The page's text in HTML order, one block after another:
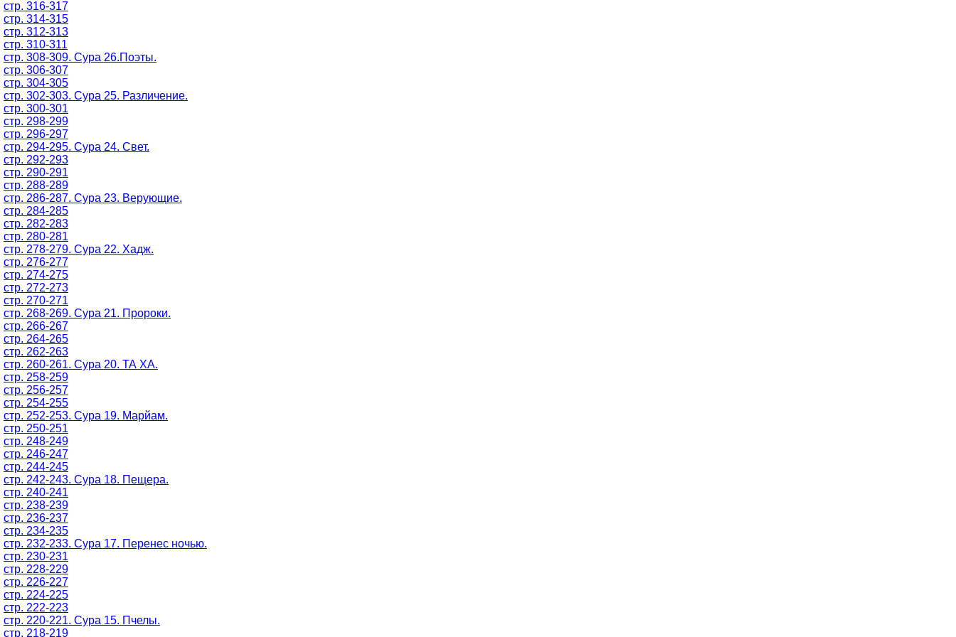
стр. 316-317
стр. 314-315
стр. 312-313
стр. 310-311
стр. 308-309. Сура 26.Поэты.
стр. 306-307
стр. 304-305
стр. 302-303. Сура 25. Различение.
стр. 300-301
стр. 298-299
стр. 296-297
стр. 294-295. Сура 24. Свет.
стр. 292-293
стр. 290-291
стр. 288-289
стр. 286-287. Сура 23. Верующие.
стр. 284-285
стр. 282-283
стр. 280-281
стр. 278-279. Сура 22. Хадж.
стр. 276-277
стр. 274-275
стр. 272-273
стр. 270-271
стр. 268-269. Сура 21. Пророки.
стр. 266-267
стр. 264-265
стр. 262-263
стр. 260-261. Сура 20. ТА ХА.
стр. 258-259
стр. 256-257
стр. 254-255
стр. 252-253. Сура 19. Марйам.
стр. 250-251
стр. 248-249
стр. 246-247
стр. 244-245
стр. 242-243. Сура 18. Пещера.
стр. 240-241
стр. 238-239
стр. 236-237
стр. 234-235
стр. 232-233. Сура 17. Перенес ночью.
стр. 230-231
стр. 228-229
стр. 226-227
стр. 224-225
стр. 222-223
стр. 220-221. Сура 15. Пчелы.
стр. 218-219